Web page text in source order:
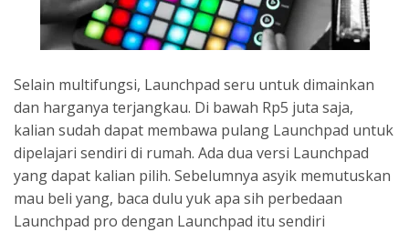
Selain multifungsi, Launchpad seru untuk dimainkan
dan harganya terjangkau. Di bawah Rp5 juta saja,
kalian sudah dapat membawa pulang Launchpad untuk
dipelajari sendiri di rumah. Ada dua versi Launchpad
yang dapat kalian pilih. Sebelumnya asyik memutuskan
mau beli yang, baca dulu yuk apa sih perbedaan
Launchpad pro dengan Launchpad itu sendiri